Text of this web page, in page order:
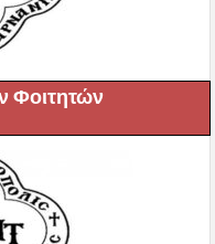
Φοιτητών